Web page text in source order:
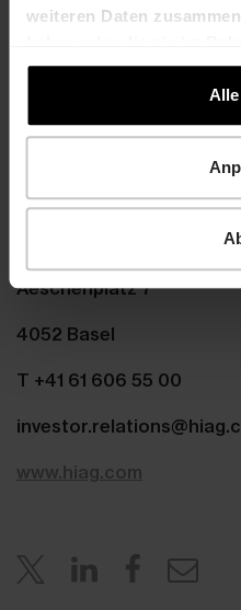
weiteren Daten
gesammelt haben.
Martin Durchschlag
Chief Executive Officer
HIAG Immobilien Holding
Aeschenplatz 7
4052 Basel
T +41 61 606 55 00
www.hiag.com